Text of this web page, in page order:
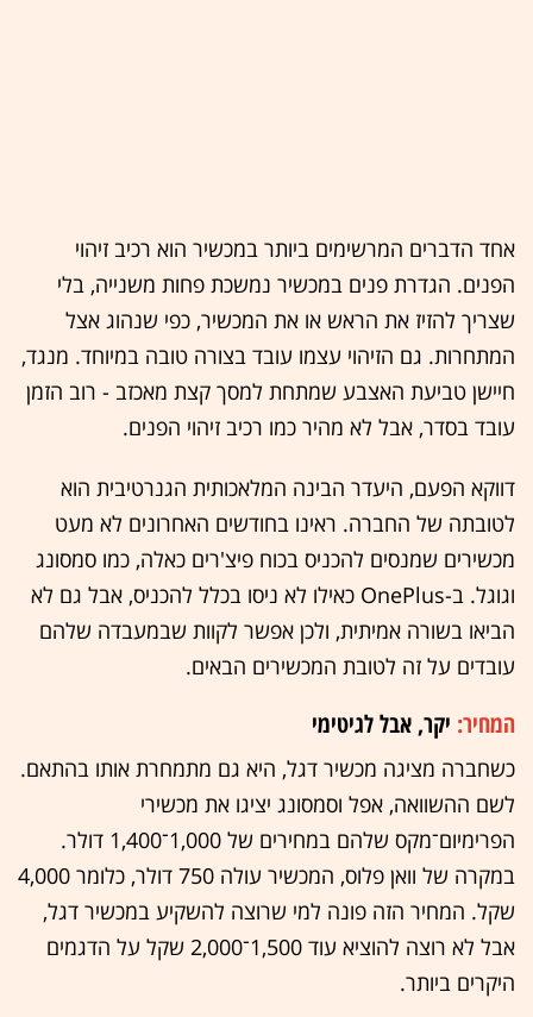
אחד הדברים המרשימים ביותר במכשיר הוא רכיב זיהוי
הפנים. הגדרת פנים במכשיר נמשכת פחות משנייה, בלי
שצריך להזיז את הראש או את המכשיר, כפי שנהוג אצל
המתחרות. גם הזיהוי עצמו עובד בצורה טובה במיוחד. מנגד,
חיישן טביעת האצבע שמתחת למסך קצת מאכזב - רוב הזמן
עובד בסדר, אבל לא מהיר כמו רכיב זיהוי הפנים.
דווקא הפעם, היעדר הבינה המלאכותית הגנרטיבית הוא
לטובתה של החברה. ראינו בחודשים האחרונים לא מעט
מכשירים שמנסים להכניס בכוח פיצ'רים כאלה, כמו סמסונג
וגוגל. ב-OnePlus כאילו לא ניסו בכלל להכניס, אבל גם לא
הביאו בשורה אמיתית, ולכן אפשר לקוות שבמעבדה שלהם
עובדים על זה לטובת המכשירים הבאים.
המחיר: יקר, אבל לגיטימי
כשחברה מציגה מכשיר דגל, היא גם מתמחרת אותו בהתאם.
לשם ההשוואה, אפל וסמסונג יציגו את מכשירי
הפרימיום־מקס שלהם במחירים של 1,000־1,400 דולר.
במקרה של וואן פלוס, המכשיר עולה 750 דולר, כלומר 4,000
שקל. המחיר הזה פונה למי שרוצה להשקיע במכשיר דגל,
אבל לא רוצה להוציא עוד 1,500־2,000 שקל על הדגמים
היקרים ביותר.